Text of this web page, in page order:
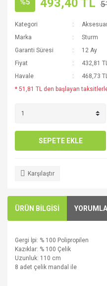
%5 493,40 TL
Kategori
Marka
Sturm
Garanti Süresi
12 Ay
Fiyat
432,81
Havale
468,73
* 51,81 TL den başlayan
SEPETE EKLE
Karşılaştır
ÜRÜN BİLGİSİ
Gergi İpi: % 100 Polipropilen
Kazıklar: % 100 Çelik
Uzunluk: 110 cm
8 adet çelik mandal ile